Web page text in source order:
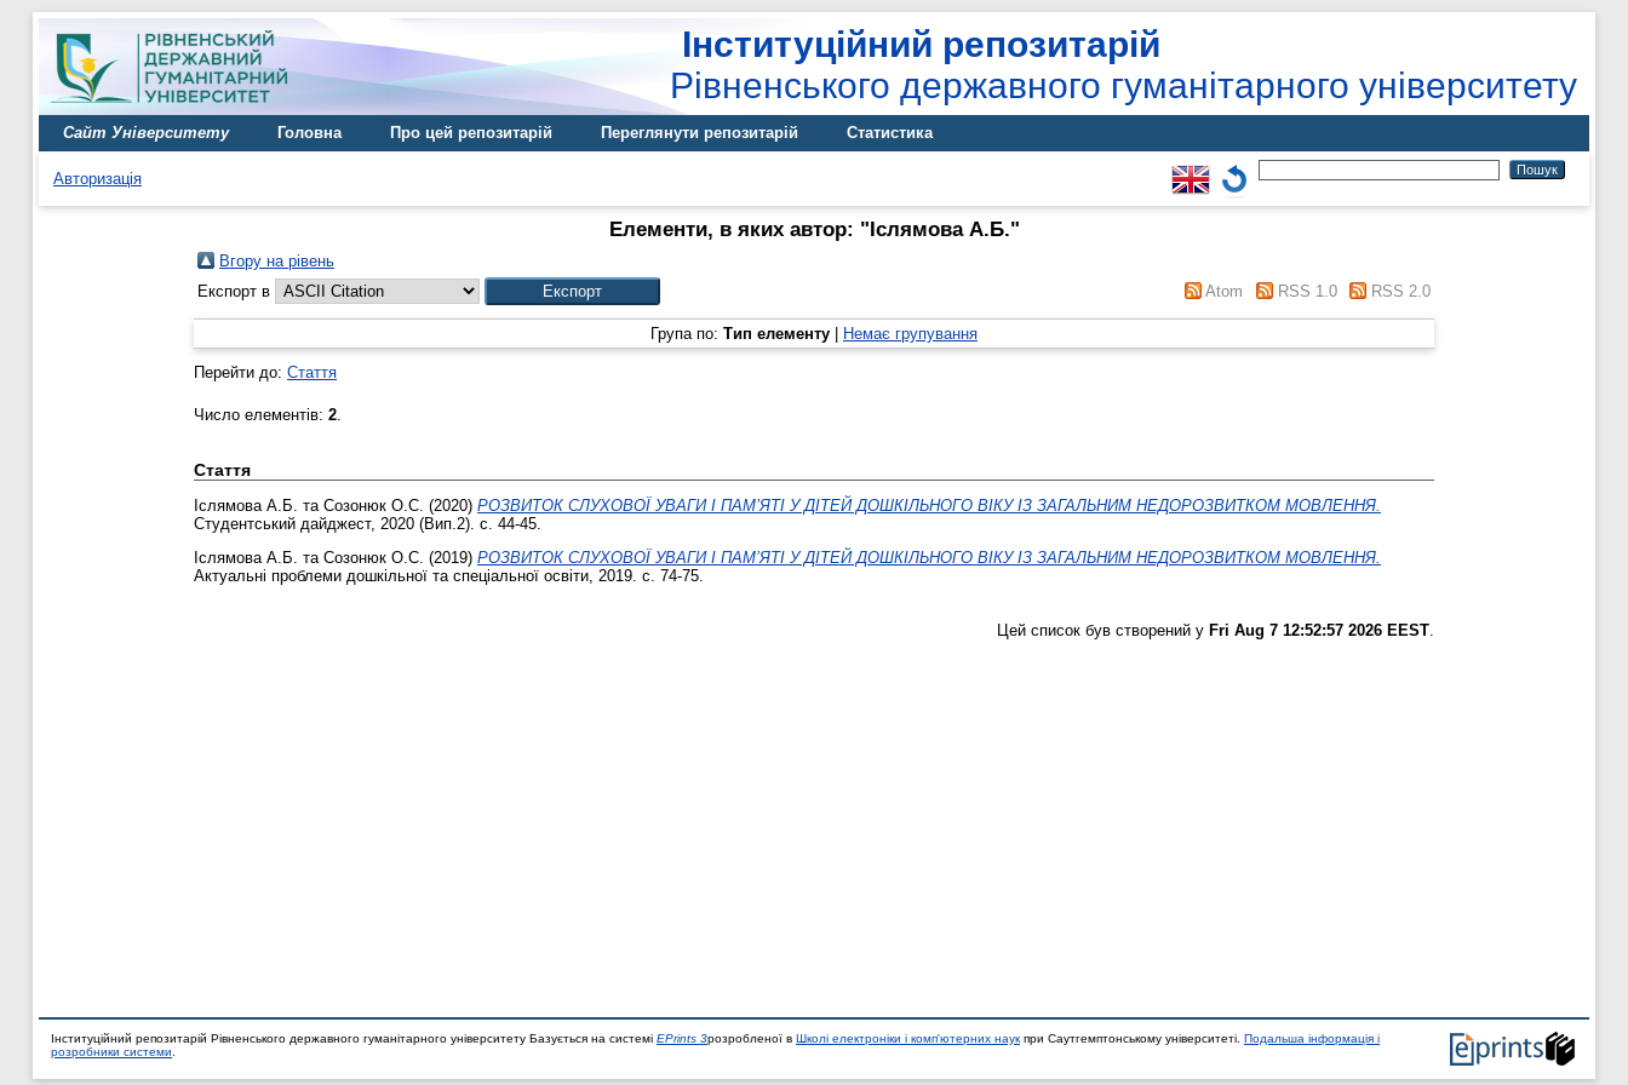
Інституційний репозитарій
Рівненського державного гуманітарного університету
Сайт Університету Головна Про цей репозитарій Переглянути репозитарій Статистика
Авторизація
Елементи, в яких автор: "Іслямова А.Б."
Вгору на рівень
Експорт в
Atom RSS 1.0 RSS 2.0
Група по: Тип елементу Немає групування
Перейти до: Стаття
Число елементів: 2.
Стаття
Іслямова А.Б. та Созонюк О.С. (2020) РОЗВИТОК СЛУХОВОЇ УВАГИ І ПАМʼЯТІ У ДІТЕЙ ДОШКІЛЬНОГО ВІКУ ІЗ ЗАГАЛЬНИМ НЕДОРОЗВИТКОМ МОВЛЕННЯ.
Студентський дайджест, 2020 (Вип.2). с. 44-45.
Іслямова А.Б. та Созонюк О.С. (2019) РОЗВИТОК СЛУХОВОЇ УВАГИ І ПАМ’ЯТІ У ДІТЕЙ ДОШКІЛЬНОГО ВІКУ ІЗ ЗАГАЛЬНИМ НЕДОРОЗВИТКОМ МОВЛЕННЯ.
Актуальні проблеми дошкільної та спеціальної освіти, 2019. с. 74-75.
Цей список був створений у Fri Aug 7 12:52:57 2026 EEST
Інституційний репозитарій Рівненського державного гуманітарного університету Базується на системі EPrints 3розробленої в Школі електроніки і комп'ютерних наук при Саутгемптонському університеті. Подальша інформація і
розробники системи